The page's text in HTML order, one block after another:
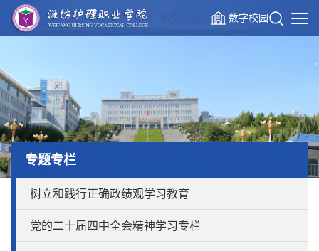
数字校园
专题专栏
树立和践行正确政绩观学习教育
党的二十届四中全会精神学习专栏